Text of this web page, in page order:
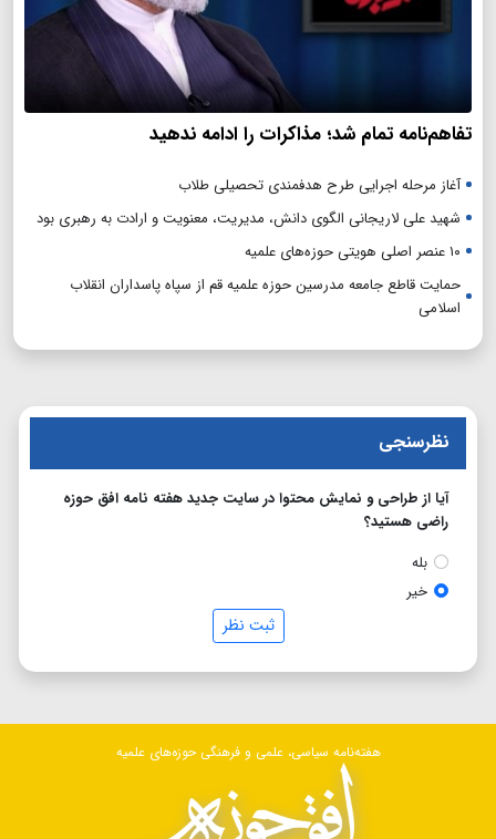
تفاهم‌نامه تمام شد؛ مذاکرات را ادامه ندهید
آغاز مرحله اجرایی طرح هدفمندی تحصیلی طلاب
شهید علی لاریجانی الگوی دانش، مدیریت، معنویت و ارادت به رهبری بود
۱۰ عنصر اصلی هویتی حوزه‌های علمیه
حمایت قاطع جامعه مدرسین حوزه علمیه قم از سپاه پاسداران انقلاب
اسلامی
نظرسنجی
آیا از طراحی و نمایش محتوا در سایت جدید هفته نامه افق حوزه
راضی هستید؟
بله
خیر
ثبت نظر
هفته‌نامه سیاسی، علمی و فرهنگی حوزه‌های علمیه